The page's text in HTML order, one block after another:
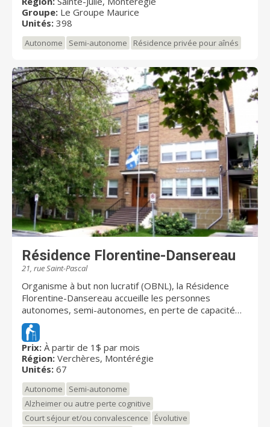
incluant 358 appartements-services, allant du studio
au 5 1/2 ainsi que 20 unités de soins.
Groupe: Le Groupe Maurice
Unités: 398
Autonome Semi-autonome Résidence privée pour aînés
Résidence Florentine-Dansereau
21, rue Saint-Pascal
Organisme à but non lucratif (OBNL), la Résidence
Florentine-Dansereau accueille les personnes
autonomes, semi-autonomes, en perte de capacité
physique ou en troubles cognitifs. Elle vise à aider ces
personnes à maintenir une excellente qualité de vie,
et ce, le plus longtemps possible. À cet effet, la
résidence compte sur un personnel dévoué présent
24h/24, 7 jours sur 7. La Résidence Florentine-
Dansereau offre à ses résidents des chambres et des
studios avec une salle de bain complète et sécuritaire,
des espaces faciles à aménager avec beaucoup de
rangement, et un ventilateur. De plus, tous les
Prix: À partir de 1$ par mois
Région: Verchères, Montérégie
Unités: 67
Autonome
Semi-autonome
Alzheimer ou autre perte cognitive
Court séjour et/ou convalescence
Évolutive